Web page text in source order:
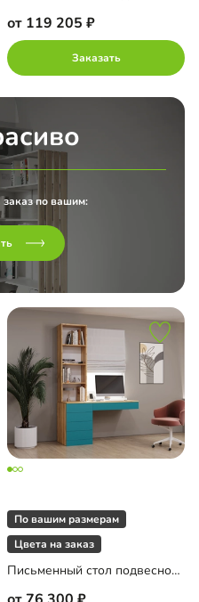
от 119 205
Заказать
по вашим:
По вашим размерам
Цвета на заказ
Письменный стол подвесной Мобаро-3